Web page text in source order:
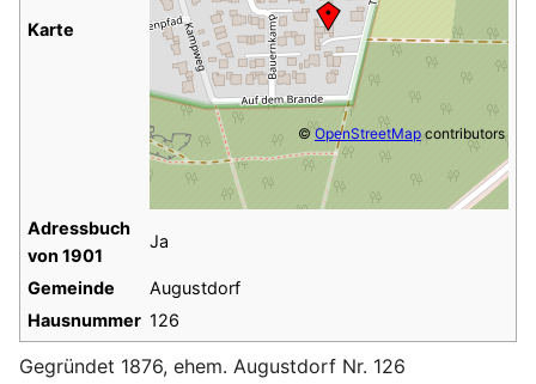
Karte
©OpenStreetMapcontributors
Adressbuch
von 1901
Ja
Gemeinde
Augustdorf
Hausnummer 126
Gegründet 1876, ehem. Augustdorf Nr. 126